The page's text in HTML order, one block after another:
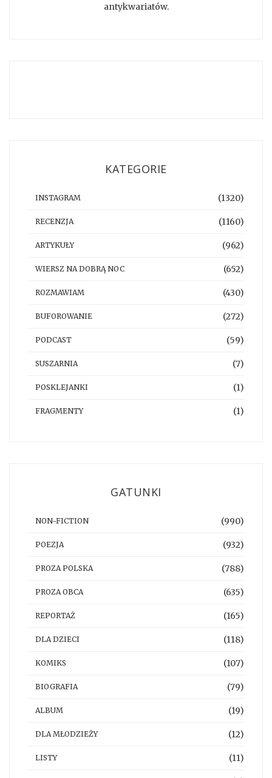
antykwariatów.
KATEGORIE
INSTAGRAM (1320)
RECENZJA (1160)
ARTYKUŁY (962)
WIERSZ NA DOBRĄ NOC (652)
ROZMAWIAM (430)
BUFOROWANIE (272)
PODCAST (59)
SUSZARNIA (7)
POSKLEJANKI (1)
FRAGMENTY (1)
GATUNKI
NON-FICTION (990)
POEZJA (932)
PROZA POLSKA (788)
PROZA OBCA (635)
REPORTAŻ (165)
DLA DZIECI (118)
KOMIKS (107)
BIOGRAFIA (79)
ALBUM (19)
DLA MŁODZIEŻY (12)
LISTY (11)